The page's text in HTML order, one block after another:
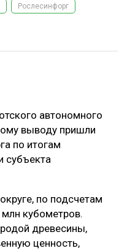
Рослесинфорг
автономного
выводу пришли
по итогам
субъекта
по подсчетам
млн кубометров.
древесины,
ценность,